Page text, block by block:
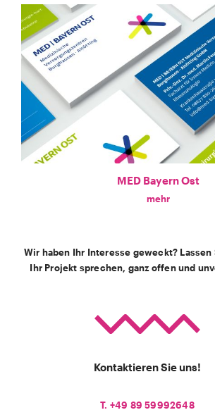
MED Bayern Ost
mehr
Wir haben Ihr Interesse geweckt? Lassen
Ihr Projekt sprechen, ganz offen und
Kontaktieren Sie uns!
T. +49 89 59992648